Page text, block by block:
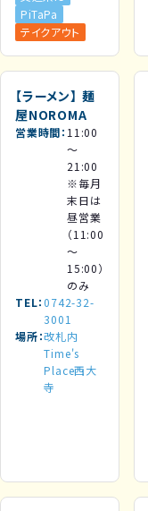
PiTaPa
テイクアウト
【ラーメン】 麺
屋NOROMA
営業時間 11:00
～
21:00
※毎月
末日は
昼営業
（11:00
～
15:00）
のみ
TEL 0742-32-
3001
場所 改札内
Time's
Place西大
寺